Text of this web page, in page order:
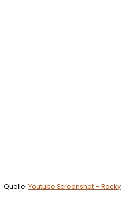
Quelle: Youtube Screenshot – Rocky